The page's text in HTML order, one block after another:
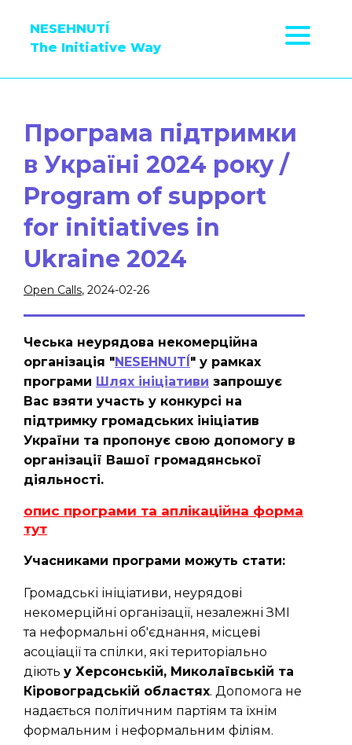
NESEHNUTÍ
The Initiative Way
Програма підтримки
в Україні 2024 року /
Program of support
for initiatives in
Ukraine 2024
Open Calls, 2024-02-26
Чеська неурядова некомерційна
організація "NESEHNUTÍ" у рамках
програми Шлях ініціативи запрошує
Вас взяти участь у конкурсі на
підтримку громадських ініціатив
України та пропонує свою допомогу в
організації Вашої громадянської
діяльності.
опис програми та аплікаційна форма
тут
Учасниками програми можуть стати:
Громадські ініціативи, неурядові
некомерційні організації, незалежні ЗМІ
та неформальні об'єднання, місцеві
асоціації та спілки, які територіально
діють у Херсонській, Миколаївській та
Кіровоградській областях. Допомога не
надається політичним партіям та їхнім
формальним і неформальним філіям.